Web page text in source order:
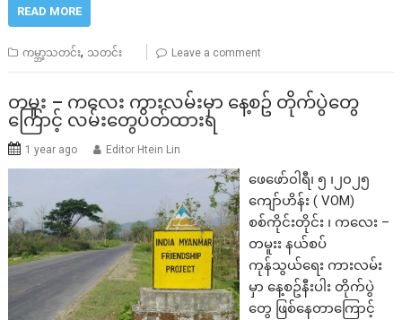
READ MORE
ကမ္ဘာ့သတင်း, သတင်း Leave a comment
တမူး – ကလေး ကားလမ်းမှာ နေ့စဥ် တိုက်ပွဲတွေ
ကြောင့် လမ်းတွေပိတ်ထားရ
1 year ago Editor Htein Lin
ဖေဖော်၀ါရီ၊ ၅ ၊၂၀၂၅
ကျော်ဟိန်း ( VOM)
စစ်ကိုင်းတိုင်း ၊ ကလေး –
တမူးး နယ်စပ်
ကုန်သွယ်ရေး ကားလမ်း
မှာ နေ့စဥ်နီးပါး တိုက်ပွဲ
တွေ ဖြစ်နေတာကြောင့်